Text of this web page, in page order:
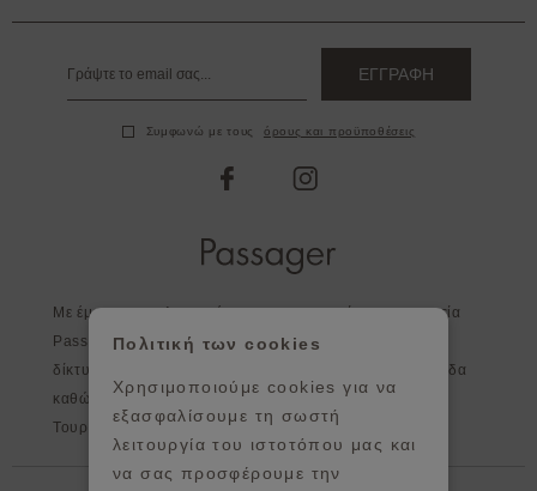
ΕΓΓΡΑΦΗ
Συμφωνώ με τους όρους και προϋποθέσεις
facebookinstagram
Με έμφαση στη λεπτομέρεια και στην ποιότητα η εταιρεία
Passager, εκτός από τα καταστήματα της, διευρύνει το
δίκτυο της σε επιλεγμένα καταστήματα σε όλη την Ελλάδα
καθώς και στο εξωτερικό - Κύπρος, Αγγλία, Ισπανία,
Τουρκία, Πορτογαλία, Ιρλανδία, Γερμανία.
Βοήθεια
Πολιτική των cookies
Χρησιμοποιούμε cookies για να
εξασφαλίσουμε τη σωστή
λειτουργία του ιστοτόπου μας και
να σας προσφέρουμε την